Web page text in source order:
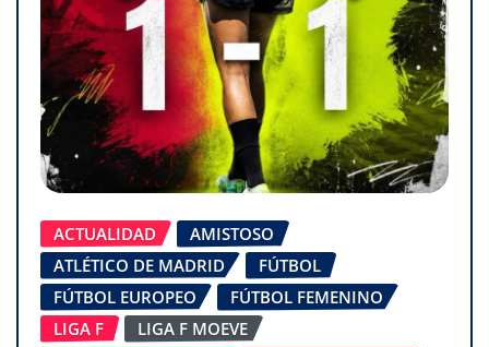
ACTUALIDAD
AMISTOSO
ATLÉTICO DE MADRID
FÚTBOL
FÚTBOL EUROPEO
FÚTBOL FEMENINO
LIGA F
LIGA F MOEVE